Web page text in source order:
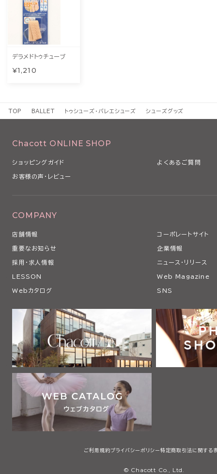
デラメドトゥチューブ
¥1,210
TOP BALLET トゥシューズ・バレエシューズ シューズグッズ
Chacott ONLINE SHOP
ショッピングガイド よくあるご質問
お客様の声・レビュー
COMPANY
店舗情報 コーポレートサイト
重要なお知らせ 企業情報
採用・求人情報 ニュース・リリース
LESSON Web Magazine
Webカタログ SNS
ご利用規約プライバシーポリシー 特定商取引法に関する
© Chacott Co., Ltd.